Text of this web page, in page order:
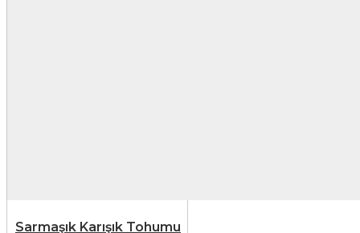
Sarmaşık Karışık Tohumu